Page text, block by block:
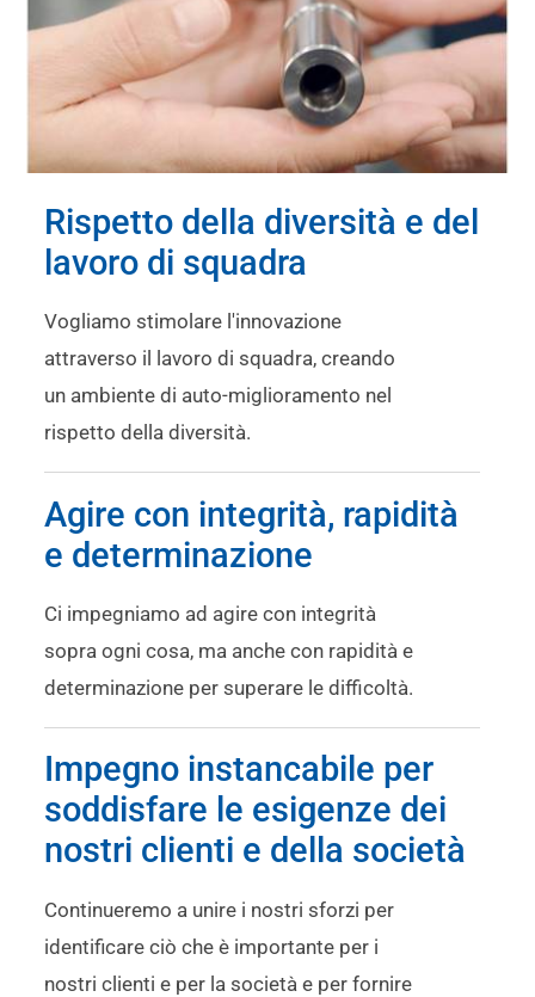
Rispetto della diversità e del
lavoro di squadra
Vogliamo stimolare l'innovazione
attraverso il lavoro di squadra, creando
un ambiente di auto-miglioramento nel
rispetto della diversità.
Agire con integrità, rapidità
e determinazione
Ci impegniamo ad agire con integrità
sopra ogni cosa, ma anche con rapidità e
determinazione per superare le difficoltà.
Impegno instancabile per
soddisfare le esigenze dei
nostri clienti e della società
Continueremo a unire i nostri sforzi per
identificare ciò che è importante per i
nostri clienti e per la società e per fornire